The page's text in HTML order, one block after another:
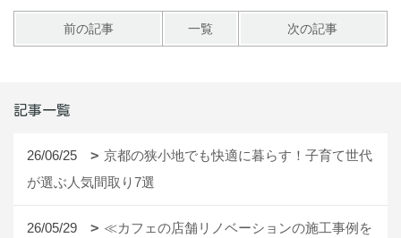
前の記事 一覧 次の記事
記事一覧
26/06/25
京都の狭小地でも快適に暮らす！子育て世代
が選ぶ人気間取り7選
26/05/29
≪カフェの店舗リノベーションの施工事例を